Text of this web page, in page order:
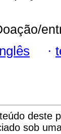
·
deste
sob